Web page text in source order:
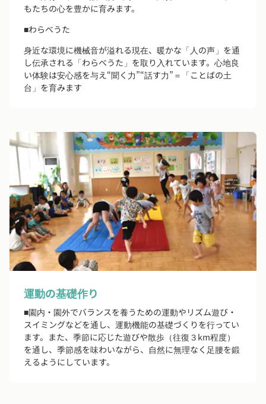
もたちの心を豊かに育みます。
■わらべうた
身近な環境に機械音が溢れる現在、暖かな「人の声」を通
し伝承される「わらべうた」を取り入れています。心地良
い体験は安心感を与え“聞く力”“話す力”＝「ことばの土
台」を育みます
運動の基礎作り
■園内・園外でバランスを養うための運動やリズム遊び・
スイミングなどを通し、運動機能の基礎づくりを行ってい
ます。また、季節に応じた遊びや散歩（往復３km程度）
を通し、季節感を味わいながら、自然に無理なく足腰を鍛
えるようにしています。